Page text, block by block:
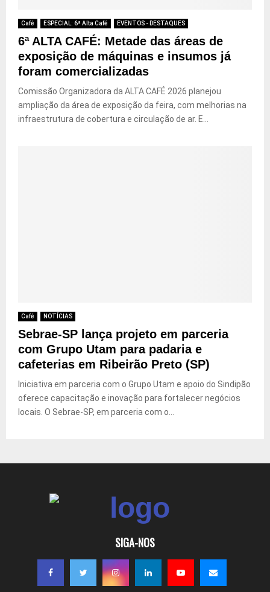
Café ESPECIAL: 6ª Alta Café EVENTOS - DESTAQUES
6ª ALTA CAFÉ: Metade das áreas de
exposição de máquinas e insumos já
foram comercializadas
Comissão Organizadora da ALTA CAFÉ 2026 planejou
ampliação da área de exposição da feira, com melhorias na
infraestrutura de cobertura e circulação de ar. E...
Café NOTÍCIAS
Sebrae-SP lança projeto em parceria
com Grupo Utam para padaria e
cafeterias em Ribeirão Preto (SP)
Iniciativa em parceria com o Grupo Utam e apoio do Sindipão
oferece capacitação e inovação para fortalecer negócios
locais. O Sebrae-SP, em parceria com o...
SIGA-NOS